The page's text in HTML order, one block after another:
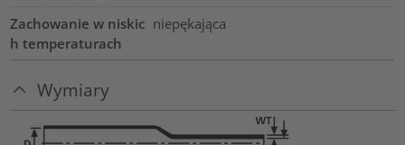
Zachowanie w niskic
h temperaturach
niepękająca
Wymiary